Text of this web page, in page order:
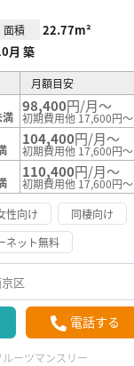
面積 22.77m²
月 築
月額目安
満
98,400円/月～
初期費用他 17,600円～
104,400円/月～
初期費用他 17,600円～
110,400円/月～
初期費用他 17,600円～
性向け
同棲向け
ネット無料
区
電話する
ーツマンスリー